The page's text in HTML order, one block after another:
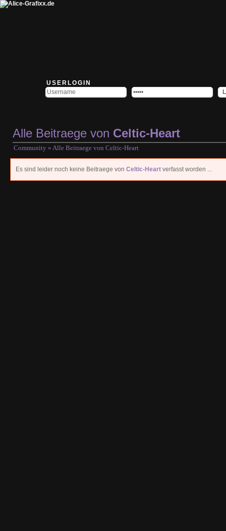
USERLOGIN
Alle Beitraege von Celtic-Heart
Community » Alle Beitraege von Celtic-Heart
Es sind leider noch keine Beitraege von Celtic-Heart verfasst worden ...